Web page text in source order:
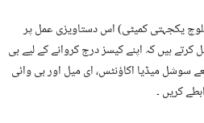
یکجہتی کمیٹی) اس دستاویزی عمل پر
کرتے ہیں کہ اپنے کیسز درج کروانے کے لیے بی
سوشل میڈیا اکاؤنٹس، ای میل اور بی وائی
کریں ۔